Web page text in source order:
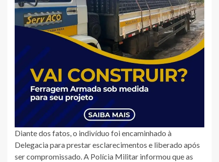
Diante dos fatos, o indivíduo foi encaminhado à
Delegacia para prestar esclarecimentos e liberado após
ser compromissado. A Polícia Militar informou que as